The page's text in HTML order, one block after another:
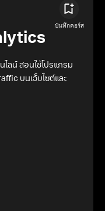
ลน์ สอนใช้โปรแกรม
บนเว็บไซต์และ